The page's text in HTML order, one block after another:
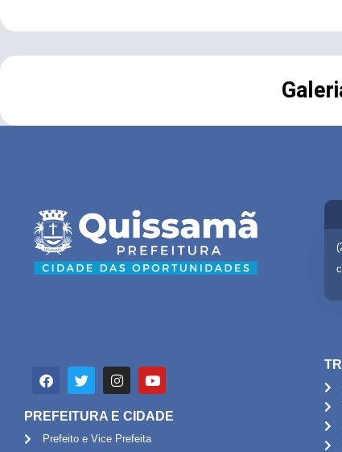
PREFEITURA E CIDADE
Prefeito e Vice Prefeita